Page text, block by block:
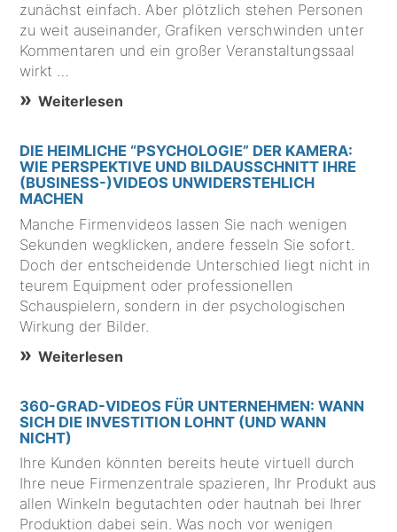
zunächst einfach. Aber plötzlich stehen Personen
zu weit auseinander, Grafiken verschwinden unter
Kommentaren und ein großer Veranstaltungssaal
wirkt …
Weiterlesen
DIE HEIMLICHE “PSYCHOLOGIE” DER KAMERA:
WIE PERSPEKTIVE UND BILDAUSSCHNITT IHRE
(BUSINESS-)VIDEOS UNWIDERSTEHLICH
MACHEN
Manche Firmenvideos lassen Sie nach wenigen
Sekunden wegklicken, andere fesseln Sie sofort.
Doch der entscheidende Unterschied liegt nicht in
teurem Equipment oder professionellen
Schauspielern, sondern in der psychologischen
Wirkung der Bilder.
Weiterlesen
360-GRAD-VIDEOS FÜR UNTERNEHMEN: WANN
SICH DIE INVESTITION LOHNT (UND WANN
NICHT)
Ihre Kunden könnten bereits heute virtuell durch
Ihre neue Firmenzentrale spazieren, Ihr Produkt aus
allen Winkeln begutachten oder hautnah bei Ihrer
Produktion dabei sein. Was noch vor wenigen